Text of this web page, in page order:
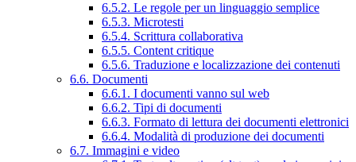
6.5.2. Le regole per un linguaggio semplice
6.5.3. Microtesti
6.5.4. Scrittura collaborativa
6.5.5. Content critique
6.5.6. Traduzione e localizzazione dei contenuti
6.6. Documenti
6.6.1. I documenti vanno sul web
6.6.2. Tipi di documenti
6.6.3. Formato di lettura dei documenti elettronici
6.6.4. Modalità di produzione dei documenti
6.7. Immagini e video